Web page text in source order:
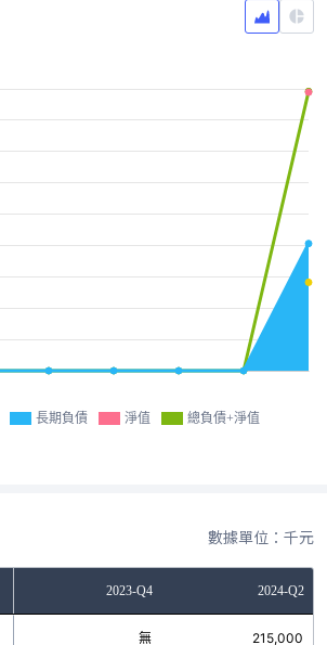
長期負債 淨值 總負債+淨值
數據單位：千元
2023-Q4 2024-Q2
無 215,000